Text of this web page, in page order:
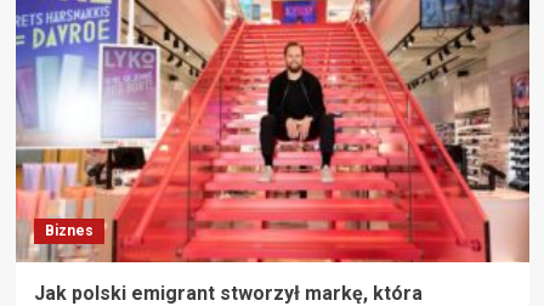
Biznes
Jak polski emigrant stworzył markę, która